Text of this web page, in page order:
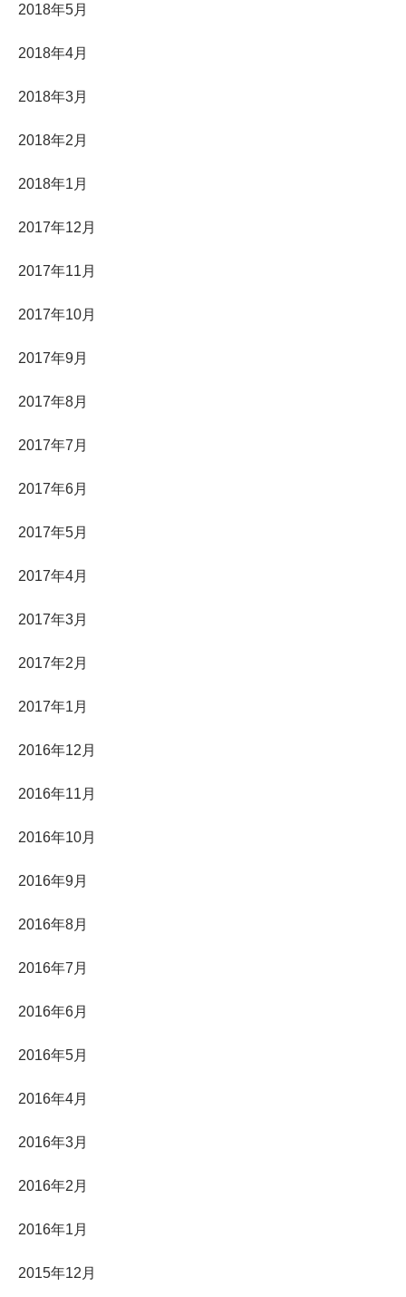
2018年5月
2018年4月
2018年3月
2018年2月
2018年1月
2017年12月
2017年11月
2017年10月
2017年9月
2017年8月
2017年7月
2017年6月
2017年5月
2017年4月
2017年3月
2017年2月
2017年1月
2016年12月
2016年11月
2016年10月
2016年9月
2016年8月
2016年7月
2016年6月
2016年5月
2016年4月
2016年3月
2016年2月
2016年1月
2015年12月